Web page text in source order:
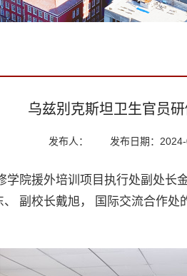
乌兹别克斯坦卫生官员
发布人： 发布日期：
学院援外培训项目执行处副处长
副校长戴旭， 国际交流合作